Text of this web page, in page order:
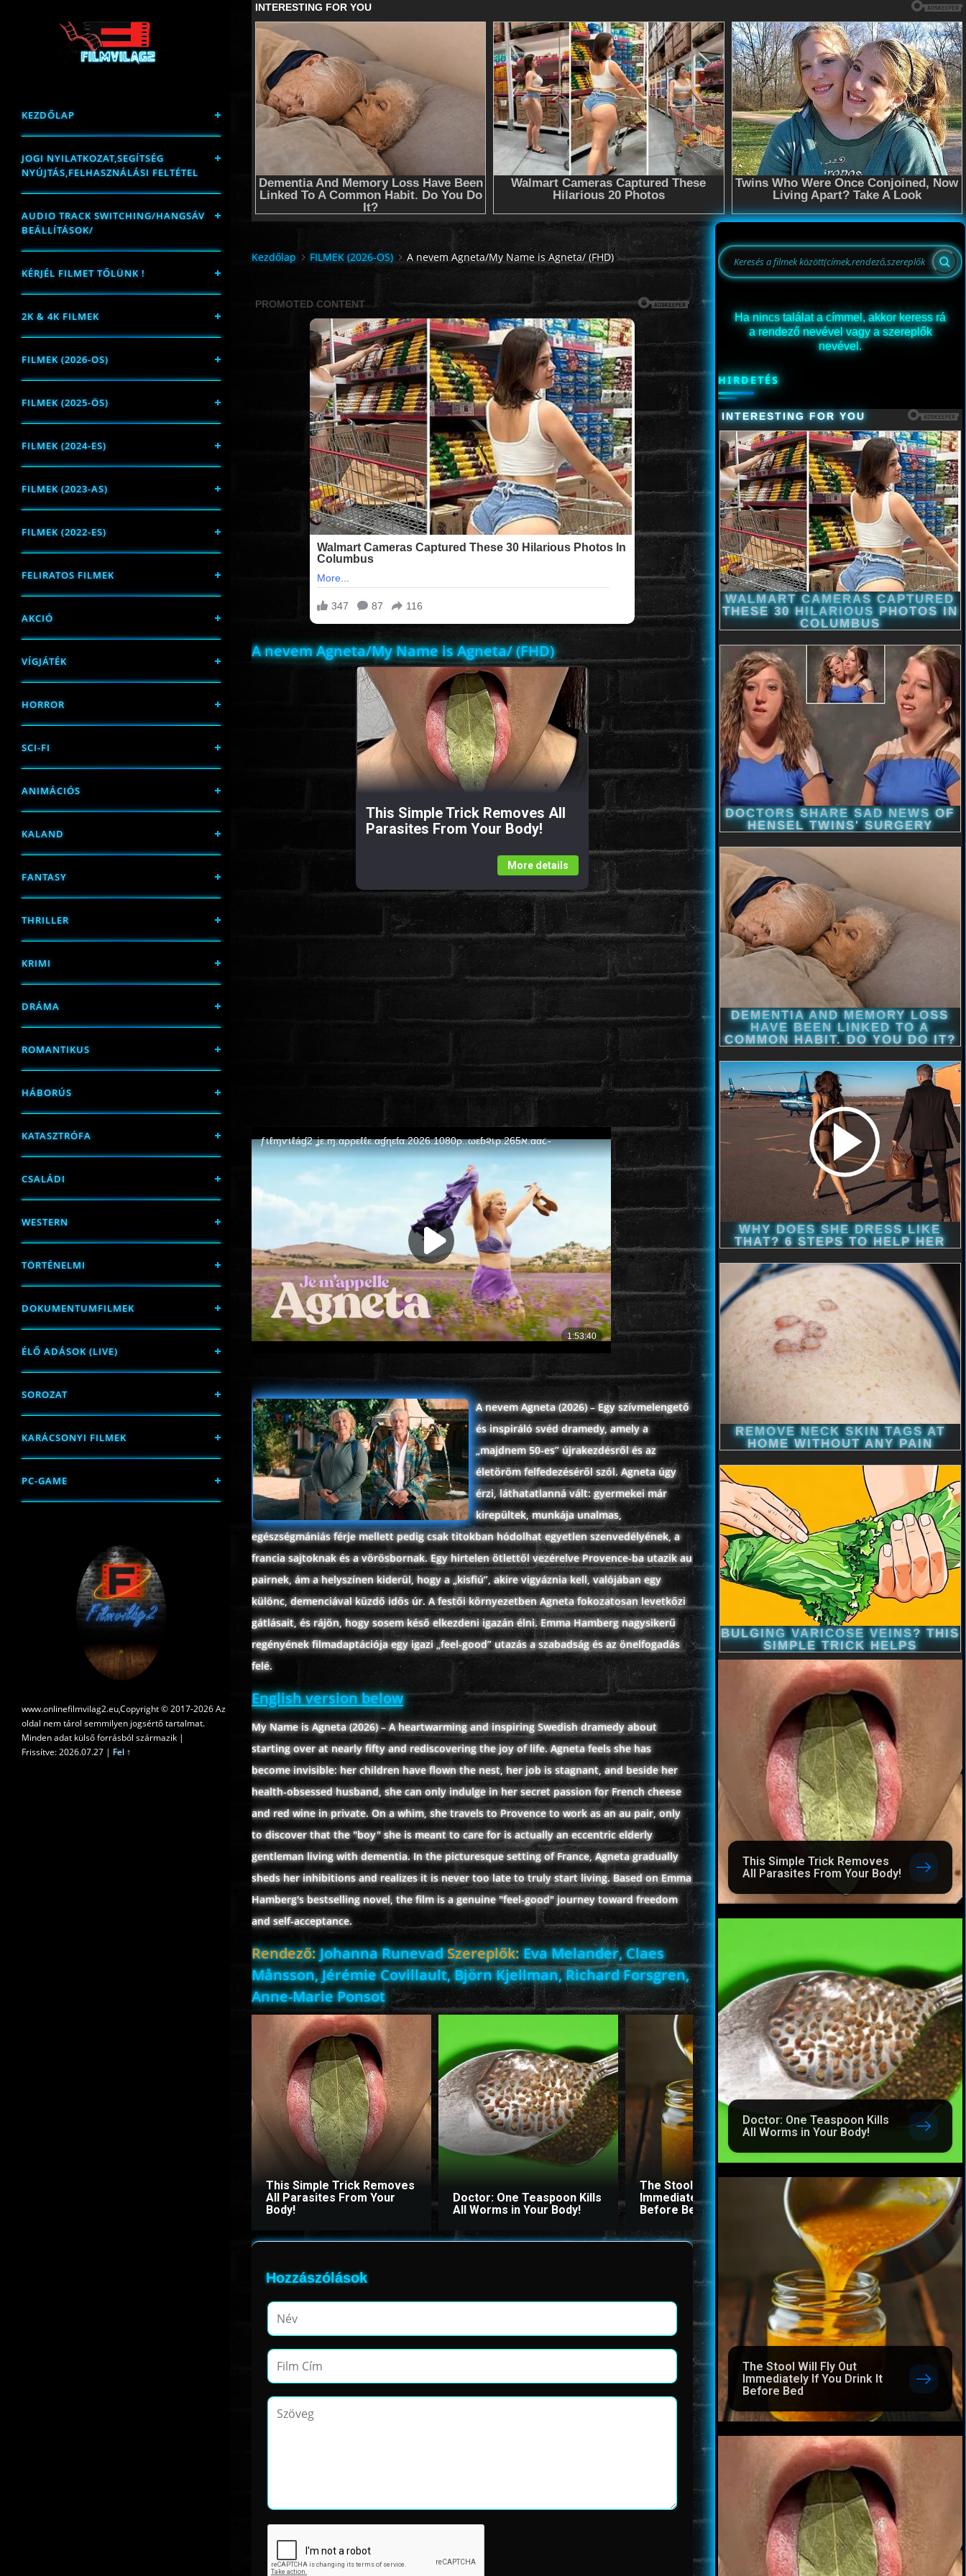
KEZDŐLAP
JOGI NYILATKOZAT,SEGÍTSÉG
NYÚJTÁS,FELHASZNÁLÁSI FELTÉTEL
AUDIO TRACK SWITCHING/HANGSÁV
BEÁLLÍTÁSOK/
KÉRJÉL FILMET TŐLÜNK !
2K & 4K FILMEK
FILMEK (2026-OS)
FILMEK (2025-ÖS)
FILMEK (2024-ES)
FILMEK (2023-AS)
FILMEK (2022-ES)
FELIRATOS FILMEK
AKCIÓ
VÍGJÁTÉK
HORROR
SCI-FI
ANIMÁCIÓS
KALAND
FANTASY
THRILLER
KRIMI
DRÁMA
ROMANTIKUS
HÁBORÚS
KATASZTRÓFA
CSALÁDI
WESTERN
TÖRTÉNELMI
DOKUMENTUMFILMEK
ÉLŐ ADÁSOK (LIVE)
SOROZAT
KARÁCSONYI FILMEK
PC-GAME
www.onlinefilmvilag2.eu,Copyright © 2017-2026 Az
oldal nem tárol semmilyen jogsértő tartalmat.
Minden adat külső forrásból származik |
Frissítve: 2026.07.27 | Fel ↑
Kezdőlap FILMEK (2026-OS) A nevem Agneta/My Name is Agneta/ (FHD)
A nevem Agneta/My Name is Agneta/ (FHD)
This Simple Trick Removes All
Parasites From Your Body!
More details
A nevem Agneta (2026) – Egy szívmelengető
és inspiráló svéd dramedy, amely a
„majdnem 50-es” újrakezdésről és az
életöröm felfedezéséről szól. Agneta úgy
érzi, láthatatlanná vált: gyermekei már
kirepültek, munkája unalmas,
egészségmániás férje mellett pedig csak titokban hódolhat egyetlen szenvedélyének, a
francia sajtoknak és a vörösbornak. Egy hirtelen ötlettől vezérelve Provence-ba utazik au
pairnek, ám a helyszínen kiderül, hogy a „kisfiú”, akire vigyáznia kell, valójában egy
különc, demenciával küzdő idős úr. A festői környezetben Agneta fokozatosan levetkőzi
gátlásait, és rájön, hogy sosem késő elkezdeni igazán élni. Emma Hamberg nagysikerű
regényének filmadaptációja egy igazi „feel-good” utazás a szabadság és az önelfogadás
felé.
English version below
My Name is Agneta (2026) – A heartwarming and inspiring Swedish dramedy about
starting over at nearly fifty and rediscovering the joy of life. Agneta feels she has
become invisible: her children have flown the nest, her job is stagnant, and beside her
health-obsessed husband, she can only indulge in her secret passion for French cheese
and red wine in private. On a whim, she travels to Provence to work as an au pair, only
to discover that the "boy" she is meant to care for is actually an eccentric elderly
gentleman living with dementia. In the picturesque setting of France, Agneta gradually
sheds her inhibitions and realizes it is never too late to truly start living. Based on Emma
Hamberg's bestselling novel, the film is a genuine "feel-good" journey toward freedom
and self-acceptance.
Rendező:Johanna RunevadSzereplők:Eva Melander, Claes
Månsson, Jérémie Covillault, Björn Kjellman, Richard Forsgren,
Anne-Marie Ponsot
This Simple Trick Removes
All Parasites From Your
Body!
Doctor: One Teaspoon Kills
All Worms in Your Body!
The Stool Will Fly Out
Immediately If You Drink It
Before Bed
This Simple Trick
All Parasites From Your
Body!
Hozzászólások
Ha nincs találat a címmel, akkor keress rá
a rendező nevével vagy a szereplők
nevével.
HIRDETÉS
This Simple Trick Removes
All Parasites From Your Body!
Doctor: One Teaspoon Kills
All Worms in Your Body!
The Stool Will Fly Out
Immediately If You Drink It
Before Bed